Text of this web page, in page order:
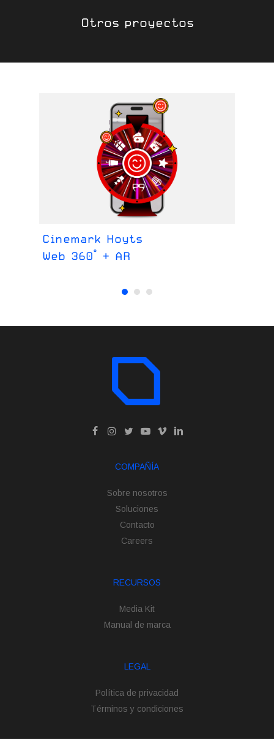
Otros proyectos
Cinemark Hoyts
Web 360° + AR
COMPAÑÍA
Sobre nosotros
Soluciones
Contacto
Careers
RECURSOS
Media Kit
Manual de marca
LEGAL
Política de privacidad
Términos y condiciones